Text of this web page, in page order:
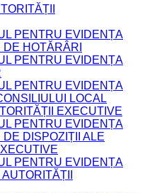
PENTRU EVIDENȚA
HOTĂRÂRI
PENTRU EVIDENȚA
PENTRU EVIDENȚA
LOCAL
EXECUTIVE
PENTRU EVIDENȚA
DISPOZIȚII ALE
PENTRU EVIDENȚA